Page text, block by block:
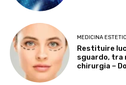
MEDICINA
Restituire
sguardo, tra
chirurgia –